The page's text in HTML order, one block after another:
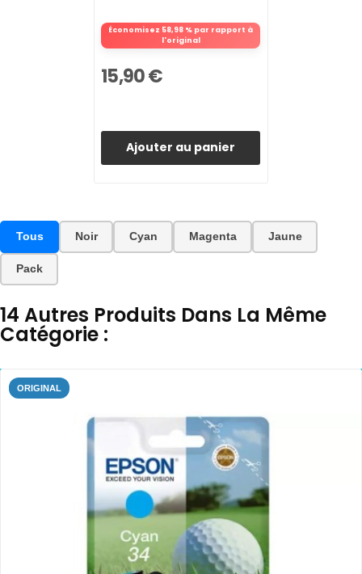
Économisez 58,98 % par rapport à
l'original
15,90 €
Ajouter au panier
Tous Noir Cyan Magenta Jaune
Pack
14 Autres Produits Dans La Même
Catégorie :
ORIGINAL